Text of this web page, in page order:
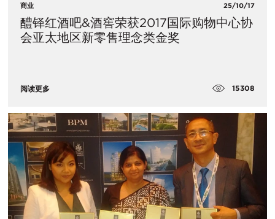
商业 25/10/17
醴铎红酒吧&酒窖荣获2017国际购物中心协
会亚太地区新零售理念类金奖
阅读更多 15308